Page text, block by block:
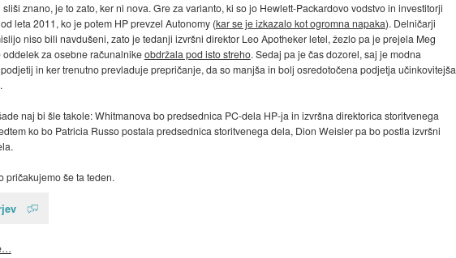
znano, je to zato, ker ni nova. Gre za varianto, ki so jo Hewlett-Packardovo vodstvo in investitorji
leta 2011, ko je potem HP prevzel Autonomy (kar se je izkazalo kot ogromna napaka). Delničarji
niso bili navdušeni, zato je tedanji izvršni direktor Leo Apotheker letel, žezlo pa je prejela Meg
oddelek za osebne računalnikeobdržala pod isto streho. Sedaj pa je čas dozorel, saj je modna
in ker trenutno prevladuje prepričanje, da so manjša in bolj osredotočena podjetja učinkovitejša
naj bi šle takole: Whitmanova bo predsednica PC-dela HP-ja in izvršna direktorica storitvenega
ko bo Patricia Russo postala predsednica storitvenega dela, Dion Weisler pa bo postla izvršni
pričakujemo še ta teden.